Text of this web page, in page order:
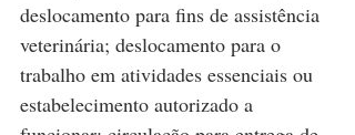
deslocamento para fins de assistência
veterinária; deslocamento para o
trabalho em atividades essenciais ou
estabelecimento autorizado a